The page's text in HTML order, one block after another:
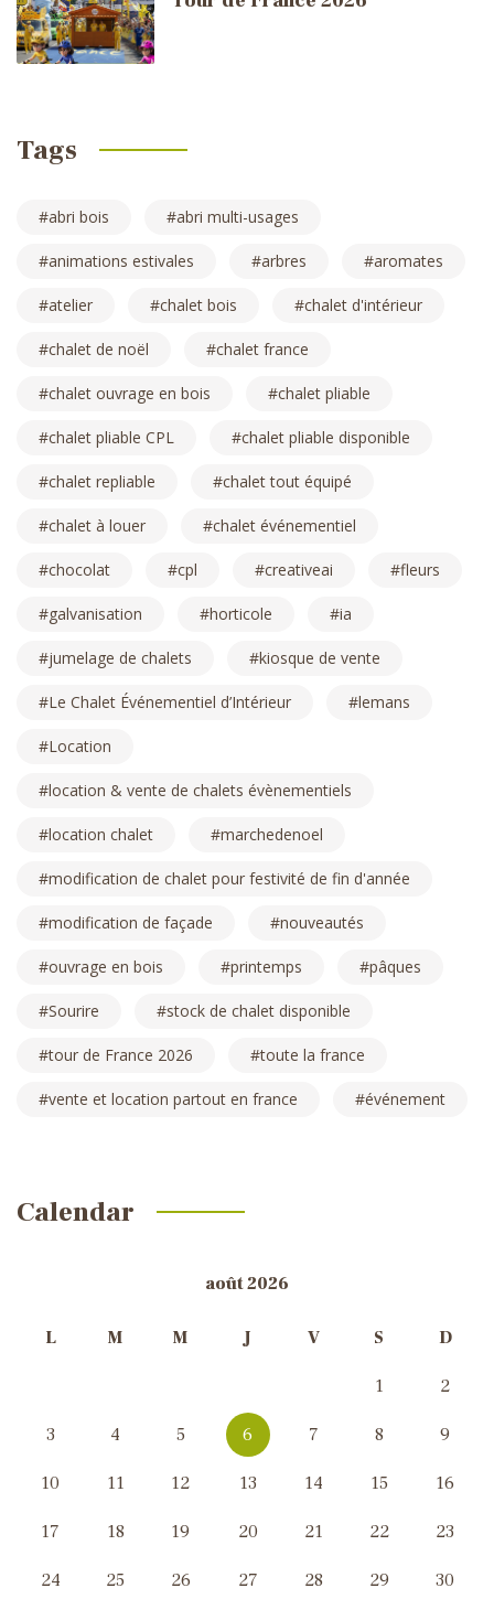
Tags
abri bois abri multi-usages
animations estivales arbres aromates
atelier chalet bois chalet d'intérieur
chalet de noël chalet france
chalet ouvrage en bois chalet pliable
chalet pliable CPL chalet pliable disponible
chalet repliable chalet tout équipé
chalet à louer chalet événementiel
chocolat cpl creativeai fleurs
galvanisation horticole ia
jumelage de chalets kiosque de vente
Le Chalet Événementiel d’Intérieur lemans
Location
location & vente de chalets évènementiels
location chalet marchedenoel
modification de chalet pour festivité de fin d'année
modification de façade nouveautés
ouvrage en bois printemps pâques
Sourire stock de chalet disponible
tour de France 2026 toute la france
vente et location partout en france événement
Calendar
août 2026
L M M J V S D
1 2
3 4 5 6 7 8 9
10 11 12 13 14 15 16
17 18 19 20 21 22 23
24 25 26 27 28 29 30